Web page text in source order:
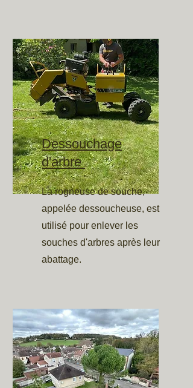
Dessouchage
d'arbre
La rogneuse de souche,
appelée dessoucheuse, est
utilisé pour enlever les
souches d'arbres après leur
abattage.